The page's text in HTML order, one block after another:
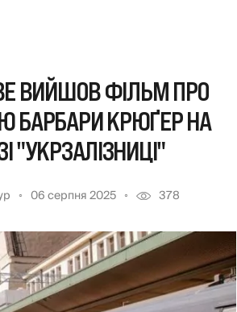
ВИЙШОВ ФІЛЬМ ПРО
БАРБАРИ КРЮҐЕР НА
"УКРЗАЛІЗНИЦІ"
06 серпня 2025 378